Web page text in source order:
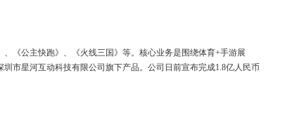
《公主快跑》、《火线三国》等。核心业务是围绕体育+手游展
市星河互动科技有限公司旗下产品。公司日前宣布完成1.8亿人民币